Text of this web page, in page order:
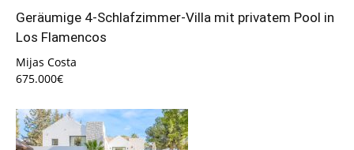
Geräumige 4-Schlafzimmer-Villa mit privatem Pool in
Los Flamencos
Mijas Costa
675.000€